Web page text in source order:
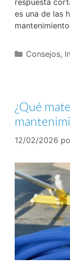
respuesta
es una de las
Consejos,
¿Qué
12/02/2026